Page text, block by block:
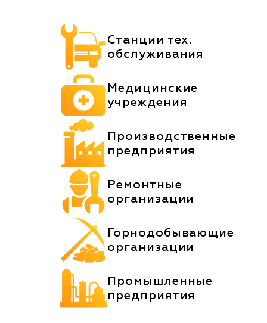
Станции тех.
обслуживания
Медицинские
учреждения
Производственные
предприятия
Ремонтные
организации
Горнодобывающие
организации
Промышленные
предприятия